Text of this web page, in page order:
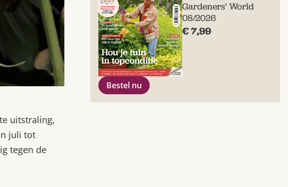
uitstraling,
juli tot
tegen de
Gardeners’ World
08/2026
€ 7,99
Bestel nu